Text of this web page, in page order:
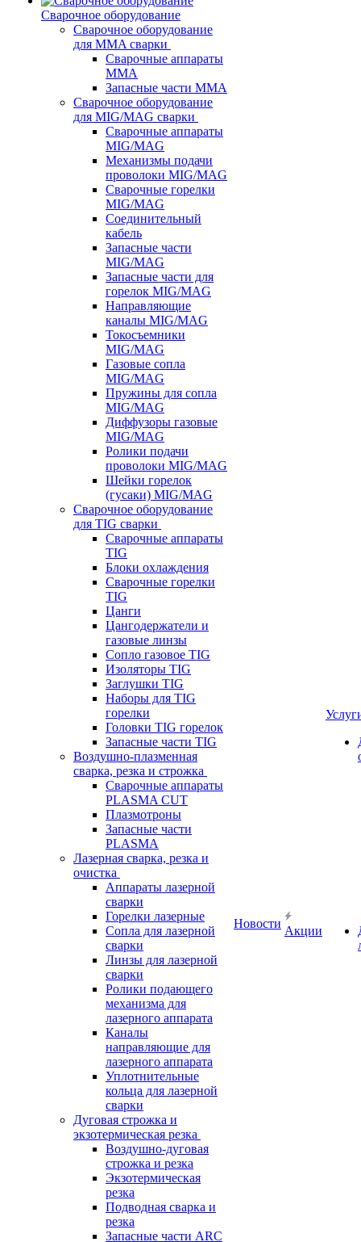
Сварочное оборудование
Сварочное оборудование
для MMA сварки
Сварочные аппараты
MMA
Запасные части MMA
Сварочное оборудование
для MIG/MAG сварки
Сварочные аппараты
MIG/MAG
Механизмы подачи
проволоки MIG/MAG
Сварочные горелки
MIG/MAG
Соединительный
кабель
Запасные части
MIG/MAG
Запасные части для
горелок MIG/MAG
Направляющие
каналы MIG/MAG
Токосъемники
MIG/MAG
Газовые сопла
MIG/MAG
Пружины для сопла
MIG/MAG
Диффузоры газовые
MIG/MAG
Ролики подачи
проволоки MIG/MAG
Шейки горелок
(гусаки) MIG/MAG
Сварочное оборудование
для TIG сварки
Сварочные аппараты
TIG
Блоки охлаждения
Сварочные горелки
TIG
Цанги
Цангодержатели и
газовые линзы
Сопло газовое TIG
Изоляторы TIG
Заглушки TIG
Наборы для TIG
горелки
Головки TIG горелок
Запасные части TIG
Воздушно-плазменная
сварка, резка и строжка
Сварочные аппараты
PLASMA CUT
Плазмотроны
Запасные части
PLASMA
Лазерная сварка, резка и
очистка
Аппараты лазерной
сварки
Горелки лазерные
Сопла для лазерной
сварки
Линзы для лазерной
сварки
Ролики подающего
механизма для
лазерного аппарата
Каналы
направляющие для
лазерного аппарата
Уплотнительные
кольца для лазерной
сварки
Дуговая строжка и
экзотермическая резка
Воздушно-дуговая
строжка и резка
Экзотермическая
резка
Подводная сварка и
резка
Запасные части ARC
Новости
Акции